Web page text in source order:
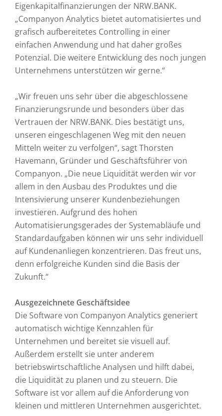
Eigenkapitalfinanzierungen der NRW.BANK.
„Companyon Analytics bietet automatisiertes und
grafisch aufbereitetes Controlling in einer
einfachen Anwendung und hat daher großes
Potenzial. Die weitere Entwicklung des noch jungen
Unternehmens unterstützen wir gerne.“
„Wir freuen uns sehr über die abgeschlossene
Finanzierungsrunde und besonders über das
Vertrauen der NRW.BANK. Dies bestätigt uns,
unseren eingeschlagenen Weg mit den neuen
Mitteln weiter zu verfolgen“, sagt Thorsten
Havemann, Gründer und Geschäftsführer von
Companyon. „Die neue Liquidität werden wir vor
allem in den Ausbau des Produktes und die
Intensivierung unserer Kundenbeziehungen
investieren. Aufgrund des hohen
Automatisierungsgerades der Systemabläufe und
Standardaufgaben können wir uns sehr individuell
auf Kundenanliegen konzentrieren. Das freut uns,
denn erfolgreiche Kunden sind die Basis der
Zukunft.“
Ausgezeichnete Geschäftsidee
Die Software von Companyon Analytics generiert
automatisch wichtige Kennzahlen für
Unternehmen und bereitet sie visuell auf.
Außerdem erstellt sie unter anderem
betriebswirtschaftliche Analysen und hilft dabei,
die Liquidität zu planen und zu steuern. Die
Software ist vor allem auf die Anforderung von
kleinen und mittleren Unternehmen ausgerichtet.